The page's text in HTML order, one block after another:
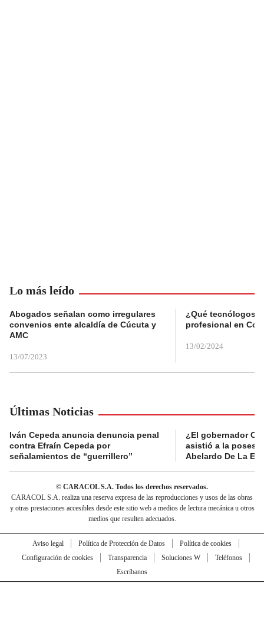
Lo más leído
Abogados señalan como irregulares
convenios ente alcaldía de Cúcuta y
AMC
13/07/2023
¿Qué tecnólogos
profesional en
13/02/2024
Últimas Noticias
Iván Cepeda anuncia denuncia penal
contra Efraín Cepeda por
señalamientos de “guerrillero”
¿El gobernador
asistió a la
Abelardo De La
© CARACOL S.A. Todos los derechos reservados.
CARACOL S.A. realiza una reserva expresa de las reproducciones y usos de las obras
y otras prestaciones accesibles desde este sitio web a medios de lectura mecánica u otros
medios que resulten adecuados.
Aviso legal Política de Protección de Datos
Política de cookies
Configuración de cookies
Transparencia Soluciones W
Teléfonos
Escríbanos